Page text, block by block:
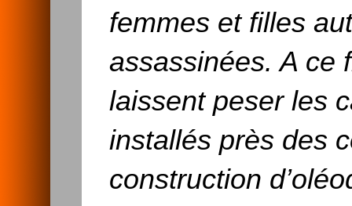
femmes et filles
assassinées. A ce
laissent peser les
installés près des
construction